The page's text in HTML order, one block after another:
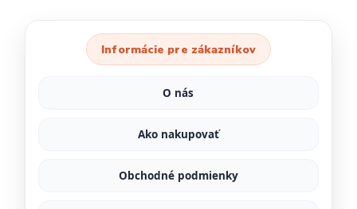
Informácie pre zákazníkov
O nás
Ako nakupovať
Obchodné podmienky